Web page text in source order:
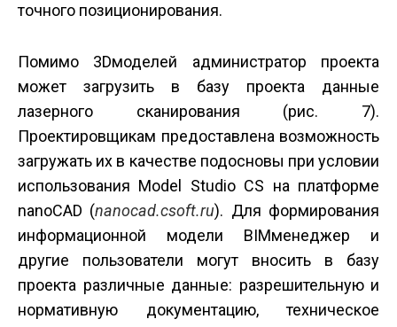
точного позиционирования.
Помимо 3D­моделей администратор проекта
может загрузить в базу проекта данные
лазерного сканирования (рис. 7).
Проектировщикам предоставлена возможность
загружать их в качестве подосновы при условии
использования Model Studio CS на платформе
nanoCAD (nanocad.csoft.ru). Для формирования
информационной модели BIM­менеджер и
другие пользователи могут вносить в базу
проекта различные данные: разрешительную и
нормативную документацию, техническое